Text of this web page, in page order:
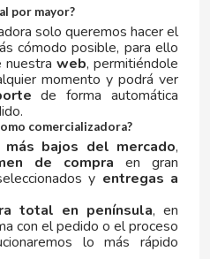
por mayor?
solo queremos hacer el
cómodo posible, para ello
nuestraweb, permitiéndole
momento y podrá ver
de forma automática
comercializadora?
más bajos del mercado,
de compra en gran
y entregas a
total en península, en
con el pedido o el proceso
lo más rápido